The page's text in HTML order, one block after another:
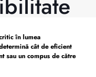
în lumea
cât de eficient
sau un compus de către